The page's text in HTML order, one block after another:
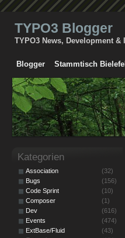
TYPO3 Blogger
TYPO3 News, Development
Blogger Stammtisch
Kategorien
Association
(32)
Bugs
(156)
Code Sprint
(10)
Composer
(1)
Dev
(616)
Events
(474)
ExtBase/Fluid
(43)